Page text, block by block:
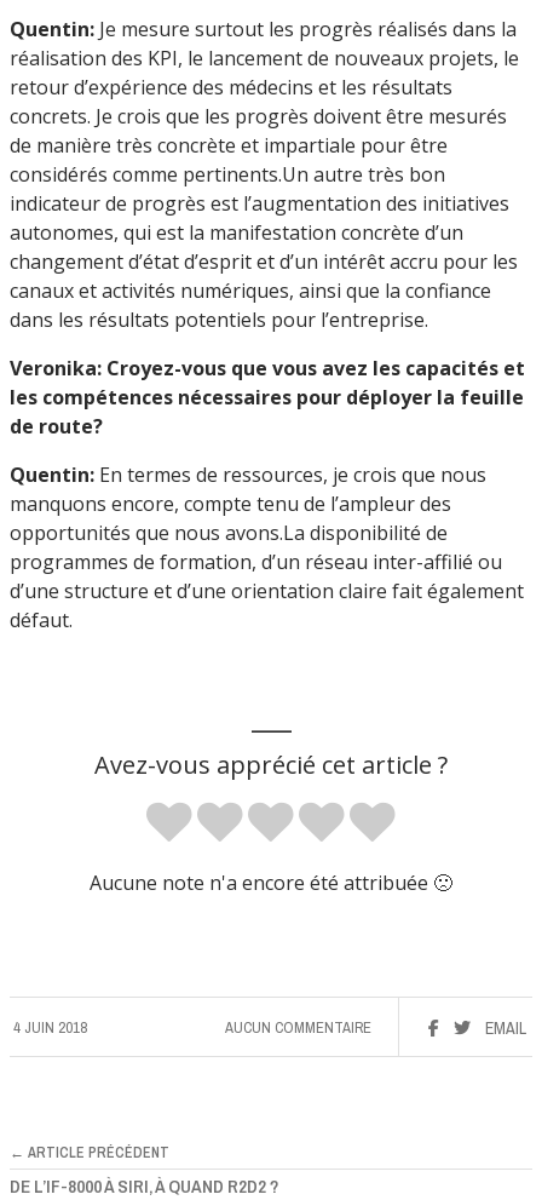
Quentin: Je mesure surtout les progrès réalisés dans la
réalisation des KPI, le lancement de nouveaux projets, le
retour d’expérience des médecins et les résultats
concrets. Je crois que les progrès doivent être mesurés
de manière très concrète et impartiale pour être
considérés comme pertinents.Un autre très bon
indicateur de progrès est l’augmentation des initiatives
autonomes, qui est la manifestation concrète d’un
changement d’état d’esprit et d’un intérêt accru pour les
canaux et activités numériques, ainsi que la confiance
dans les résultats potentiels pour l’entreprise.
Veronika: Croyez-vous que vous avez les capacités et
les compétences nécessaires pour déployer la feuille
de route?
Quentin: En termes de ressources, je crois que nous
manquons encore, compte tenu de l’ampleur des
opportunités que nous avons.La disponibilité de
programmes de formation, d’un réseau inter-affilié ou
d’une structure et d’une orientation claire fait également
défaut.
Avez-vous apprécié cet article ?
Aucune note n'a encore été attribuée 🙁
4 JUIN 2018 EMAIL
AUCUN COMMENTAIRE
← ARTICLE PRÉCÉDENT
DE L’IF-8000 À SIRI, À QUAND R2D2 ?